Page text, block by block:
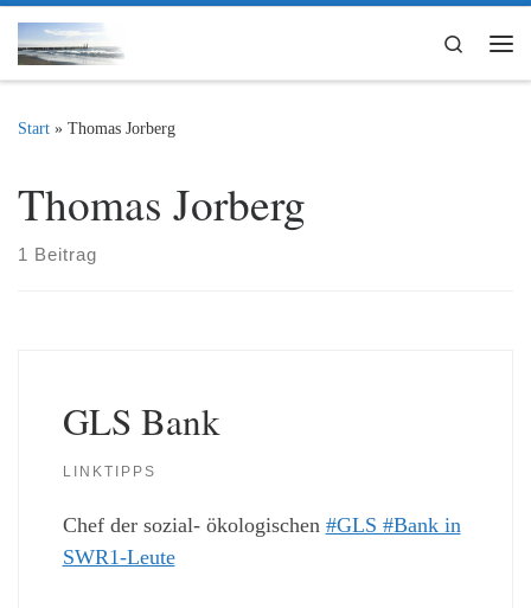
Zum Inhalt springen
Search
Start » Thomas Jorberg
Thomas Jorberg
1 Beitrag
GLS Bank
LINKTIPPS
Chef der sozial- ökologischen #GLS #Bank in
SWR1-Leute